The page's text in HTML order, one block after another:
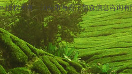
版权所有：汕头市海霸王詹森信息咨询有